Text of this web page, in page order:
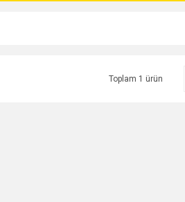
Toplam 1 ürün